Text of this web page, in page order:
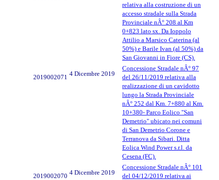
relativa alla costruzione di un
accesso stradale sulla Strada
Provinciale nÂ° 208 al Km
0+823 lato sx. Da Ioppolo
Attilio a Marsico Caterina (al
50%) e Barile Ivan (al 50%) da
San Giovanni in Fiore (CS).
2019002071 4 Dicembre 2019
Concessione Stradale nÂ° 97
del 26/11/2019 relativa alla
realizzazione di un cavidotto
lungo la Strada Provinciale
nÂ° 252 dal Km. 7+880 al Km.
10+380- Parco Eolico "San
Demetrio" ubicato nei comuni
di San Demetrio Corone e
Terranova da Sibari. Ditta
Eolica Wind Power s.r.l. da
Cesena (FC).
2019002070 4 Dicembre 2019
Concessione Stradale nÂ° 101
del 04/12/2019 relativa ai